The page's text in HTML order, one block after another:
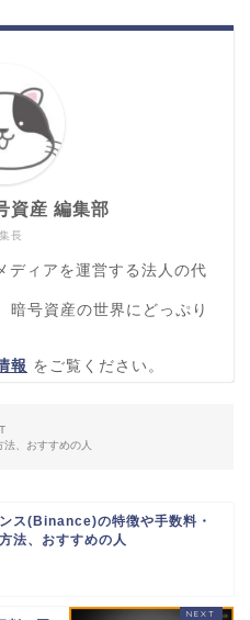
長
資産 編集部
ディアを運営する法人の代
暗号資産の世界にどっぷり
報 をご覧ください。
、おすすめの人
ス(Binance)の特徴や手数料・
法、おすすめの人